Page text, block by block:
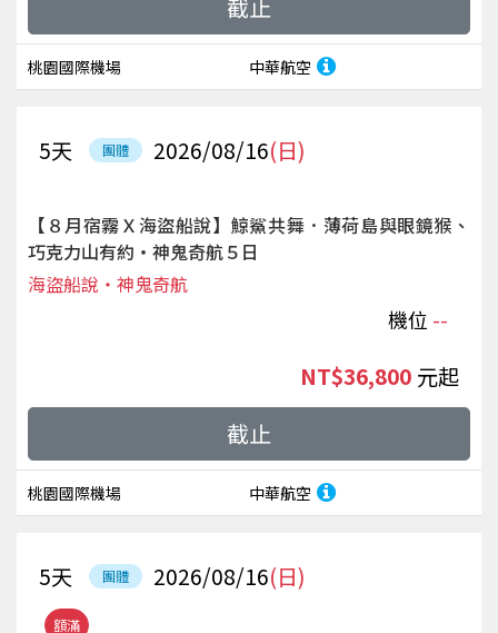
桃園國際機場 中華航空
截止
團體 2026/08/16(日)
5天
【８月宿霧Ｘ海盜船說】鯨鯊共舞．薄荷島與眼鏡猴、
巧克力山有約‧神鬼奇航５日
機位 --
海盜船說‧神鬼奇航
桃園國際機場 中華航空
NT$36,800 起
截止
額滿
團體 2026/08/16(日)
5天